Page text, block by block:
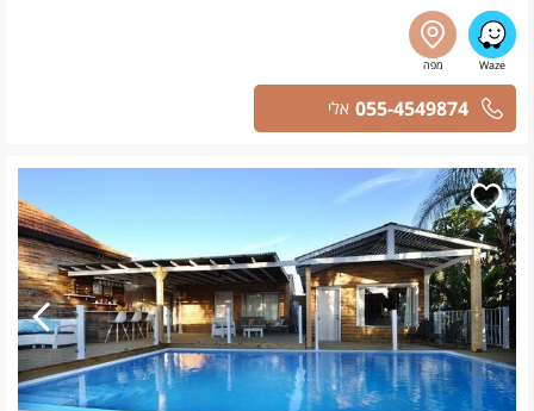
055-4549874 אלי